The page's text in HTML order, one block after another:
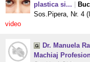
plastica si...
Sos.Pipera, Nr. 4
video
Dr. Manuela
Machiaj